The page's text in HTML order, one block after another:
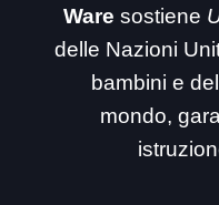
Ware sostiene
delle Nazioni
bambini e
mondo,